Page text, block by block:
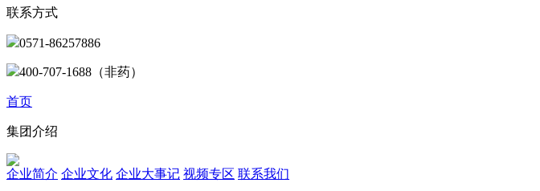
联系方式
0571-86257886
400-707-1688（非药）
首页
集团介绍
企业简介 企业文化 企业⼤事记 视频专区 联系我们